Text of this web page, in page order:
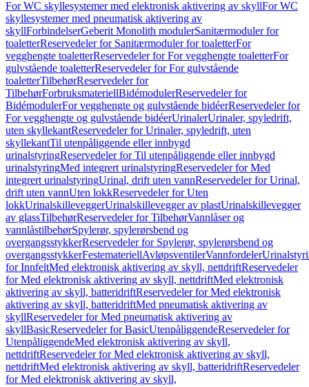
For WC skyllesystemer med elektronisk aktivering av skyllFor WC
skyllesystemer med pneumatisk aktivering av
skyllForbindelserGeberit Monolith modulerSanitærmoduler for
toaletterReservedeler for Sanitærmoduler for toaletterFor
vegghengte toaletterReservedeler for For vegghengte toaletterFor
gulvstående toaletterReservedeler for For gulvstående
toaletterTilbehørReservedeler for
TilbehørForbruksmateriellBidémodulerReservedeler for
BidémodulerFor vegghengte og gulvstående bidéerReservedeler for
For vegghengte og gulvstående bidéerUrinalerUrinaler, spyledrift,
uten skyllekantReservedeler for Urinaler, spyledrift, uten
skyllekantTil utenpåliggende eller innbygd
urinalstyringReservedeler for Til utenpåliggende eller innbygd
urinalstyringMed integrert urinalstyringReservedeler for Med
integrert urinalstyringUrinal, drift uten vannReservedeler for Urinal,
drift uten vannUten lokkReservedeler for Uten
lokkUrinalskilleveggerUrinalskillevegger av plastUrinalskillevegger
av glassTilbehørReservedeler for TilbehørVannlåser og
vannlåstilbehørSpylerør, spylerørsbend og
overgangsstykkerReservedeler for Spylerør, spylerørsbend og
overgangsstykkerFestemateriellAvløpsventilerVannfordeler
for InnfeltMed elektronisk aktivering av skyll, nettdriftReservedeler
for Med elektronisk aktivering av skyll, nettdriftMed elektronisk
aktivering av skyll, batteridriftReservedeler for Med elektronisk
aktivering av skyll, batteridriftMed pneumatisk aktivering av
skyllReservedeler for Med pneumatisk aktivering av
skyllBasicReservedeler for BasicUtenpåliggendeReservedeler for
UtenpåliggendeMed elektronisk aktivering av skyll,
nettdriftReservedeler for Med elektronisk aktivering av skyll,
nettdriftMed elektronisk aktivering av skyll, batteridriftReservedeler
for Med elektronisk aktivering av skyll,